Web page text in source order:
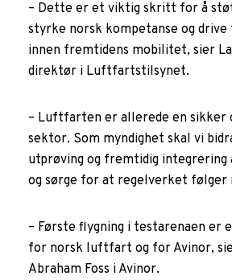
– Dette er et viktig skritt for å
styrke norsk kompetanse og drive
innen fremtidens mobilitet, sier
direktør i Luftfartstilsynet.
– Luftfarten er allerede en sikker
sektor. Som myndighet skal vi
utprøving og fremtidig integrering
og sørge for at regelverket følger
– Første flygning i testarenaen er
for norsk luftfart og for Avinor,
Abraham Foss i Avinor.